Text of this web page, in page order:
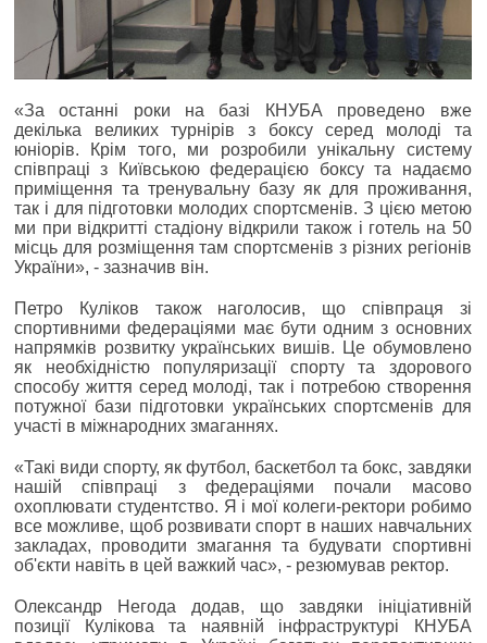
«За останні роки на базі КНУБА проведено вже
декілька великих турнірів з боксу серед молоді та
юніорів. Крім того, ми розробили унікальну систему
співпраці з Київською федерацією боксу та надаємо
приміщення та тренувальну базу як для проживання,
так і для підготовки молодих спортсменів. З цією метою
ми при відкритті стадіону відкрили також і готель на 50
місць для розміщення там спортсменів з різних регіонів
України», - зазначив він.
Петро Куліков також наголосив, що співпраця зі
спортивними федераціями має бути одним з основних
напрямків розвитку українських вишів. Це обумовлено
як необхідністю популяризації спорту та здорового
способу життя серед молоді, так і потребою створення
потужної бази підготовки українських спортсменів для
участі в міжнародних змаганнях.
«Такі види спорту, як футбол, баскетбол та бокс, завдяки
нашій співпраці з федераціями почали масово
охоплювати студентство. Я і мої колеги-ректори робимо
все можливе, щоб розвивати спорт в наших навчальних
закладах, проводити змагання та будувати спортивні
об'єкти навіть в цей важкий час», - резюмував ректор.
Олександр Негода додав, що завдяки ініціативній
позиції Кулікова та наявній інфраструктурі КНУБА